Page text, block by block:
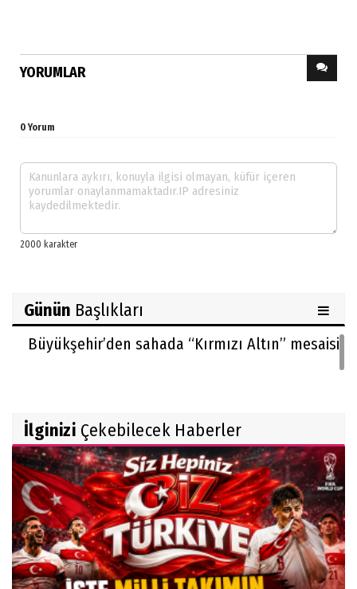
YORUMLAR
0 Yorum
Günün Başlıkları
Büyükşehir’den sahada “Kırmızı Altın” mesaisi
İlginizi Çekebilecek Haberler